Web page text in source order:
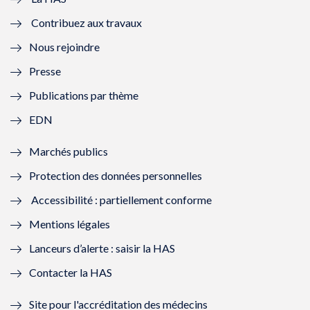
l
l
f
n
ê
t
r
e
)
e
e
n
ê
r
ê
t
e
ê
Contribuez aux travaux
Nous rejoindre
Presse
Publications par thème
EDN
Marchés publics
Protection des données personnelles
Accessibilité : partiellement conforme
Mentions légales
Lanceurs d’alerte : saisir la HAS
Contacter la HAS
Site pour l'accréditation des médecins